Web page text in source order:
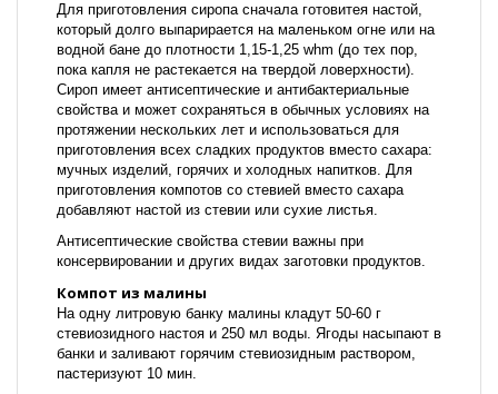
Для приготовления сиропа сначала готовитея настой,
который долго выпарирается на маленьком огне или на
водной бане до плотности 1,15-1,25 whm (до тех пор,
пока капля не растекается на твердой ловерхности).
Сироп имеет антисептические и антибактериальные
свойства и может сохраняться в обычных условиях на
протяжении нескольких лет и использоваться для
приготовления всех сладких продуктов вместо сахара:
мучных изделий, горячих и холодных напитков. Для
приготовления компотов со стевией вместо сахара
добавляют настой из стевии или сухие листья.
Антисептические свойства стевии важны при
консервировании и других видах заготовки продуктов.
Компот из малины
На одну литровую банку малины кладут 50-60 г
стевиозидного настоя и 250 мл воды. Ягоды насыпают в
банки и заливают горячим стевиозидным раствором,
пастеризуют 10 мин.